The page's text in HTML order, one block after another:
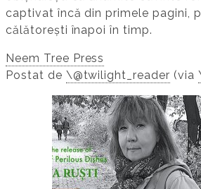
captivat încă din primele pagini,
călătorești înapoi în timp.
Neem Tree Press
Postat de \@twilight_reader (via